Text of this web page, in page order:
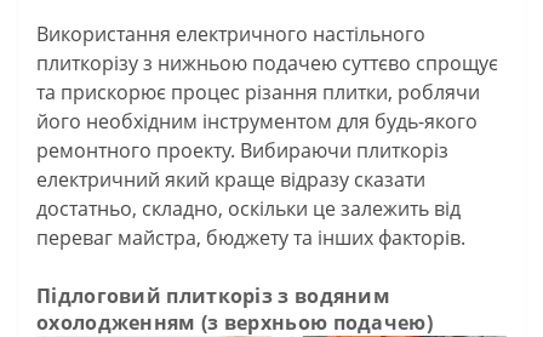
Використання електричного настільного
плиткорізу з нижньою подачею суттєво спрощує
та прискорює процес різання плитки, роблячи
його необхідним інструментом для будь-якого
ремонтного проекту. Вибираючи плиткоріз
електричний який краще відразу сказати
достатньо, складно, оскільки це залежить від
переваг майстра, бюджету та інших факторів.
Підлоговий плиткоріз з водяним
охолодженням (з верхньою подачею)